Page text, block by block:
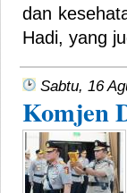
dan
Hadi, yang
Sabtu, 16
Komjen